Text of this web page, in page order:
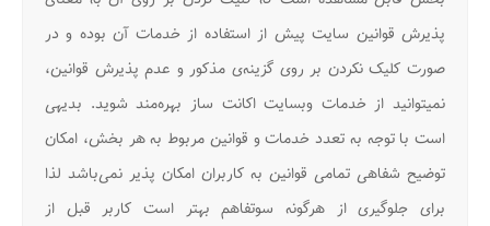
پذیرش قوانین سایت پیش از استفاده از خدمات آن بوده و در
صورت کلیک نکردن بر روی گزینه‌ی مذکور و عدم پذیرش قوانین،
نمیتوانید از خدمات وبسایت اکانت ساز بهره‌مند شوید. بدیهی
است با توجه به تعدد خدمات و قوانین مربوط به هر بخش، امکان
توضیح شفاهی تمامی قوانین به کاربران امکان پذیر نمی‌باشد لذا
برای جلوگیری از هرگونه سوتفاهم بهتر است کاربر قبل از